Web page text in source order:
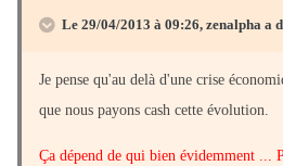
Le 29/04/2013 à 09:26, zenalpha a
Je pense qu'au delà d'une crise
que nous payons cash cette évolution.
Ça dépend de qui bien évidemment ...